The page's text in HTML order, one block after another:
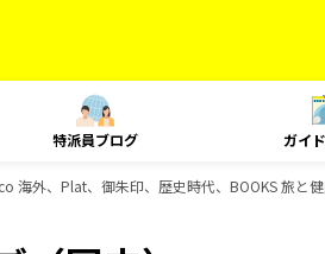
特派員ブログ ガイ
海外、Plat、御朱印、歴史時代、BOOKS 旅と